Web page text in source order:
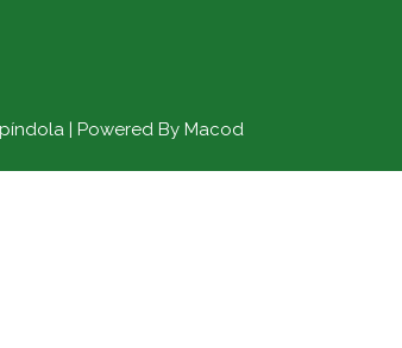
| Powered By Macod